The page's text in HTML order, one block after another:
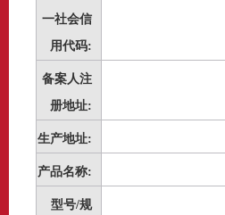
一社会信
用代码:
备案人注
册地址:
生产地址:
产品名称:
型号/规